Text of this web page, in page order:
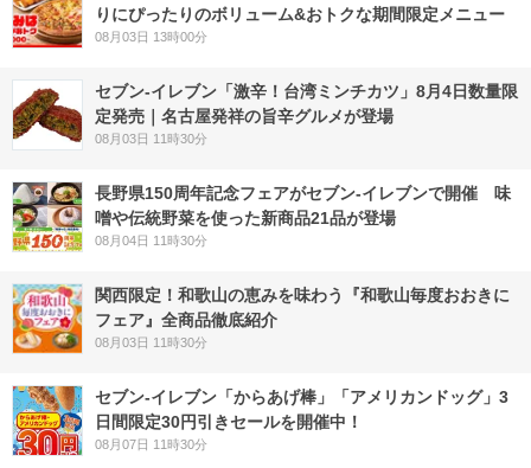
りにぴったりのボリューム&おトクな期間限定メニュー
08月03日 13時00分
セブン-イレブン「激辛！台湾ミンチカツ」8月4日数量限
定発売｜名古屋発祥の旨辛グルメが登場
08月03日 11時30分
長野県150周年記念フェアがセブン-イレブンで開催 味
噌や伝統野菜を使った新商品21品が登場
08月04日 11時30分
関西限定！和歌山の恵みを味わう『和歌山毎度おおきに
フェア』全商品徹底紹介
08月03日 11時30分
セブン‐イレブン「からあげ棒」「アメリカンドッグ」3
日間限定30円引きセールを開催中！
08月07日 11時30分